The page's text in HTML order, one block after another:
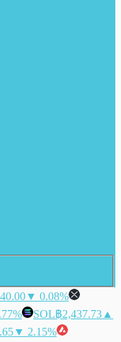
▼ 0.08%
SOL฿2,437.73 ▲
▼ 2.15%